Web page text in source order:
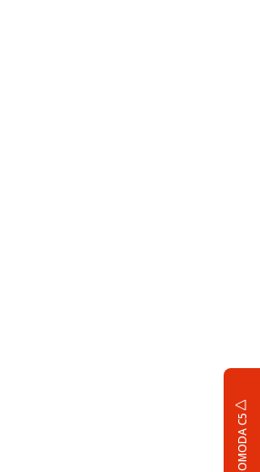
OMODA C5